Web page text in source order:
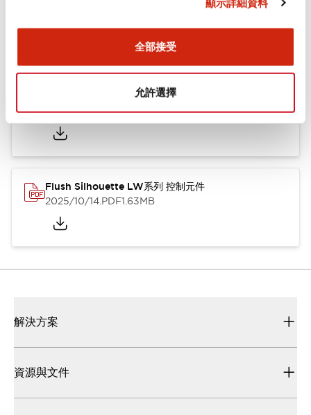
顯示詳細資料
全部接受
允許選擇
認證與標準
Flush Silhouette LW系列 控制元件 (英文版)
2025/09/19.PDF1.23MB
Flush Silhouette LW系列 控制元件
2025/10/14.PDF1.63MB
解決方案
資源與文件